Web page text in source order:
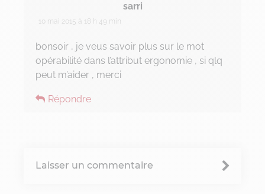
sarri
10 mai 2015 à 18 h 49 min
bonsoir , je veus savoir plus sur le mot
opérabilité dans l’attribut ergonomie , si qlq
peut m’aider , merci
Répondre
Laisser un commentaire